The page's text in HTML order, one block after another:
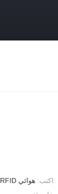
اكتب: هوائي RFID